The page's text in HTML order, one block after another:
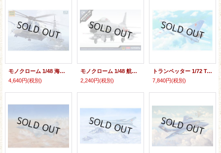
モノクローム 1/48 海上自衛隊 MH-53E シードラゴン【プラモデル】
4,640円(税別)
モノクローム 1/48 航空自衛隊 F-86D セイバードッグ【プラモデル】
2,240円(税別)
トランペッター 1/72 Tu-22K ブラインダーB 爆撃機【プラモデル】
7,840円(税別)